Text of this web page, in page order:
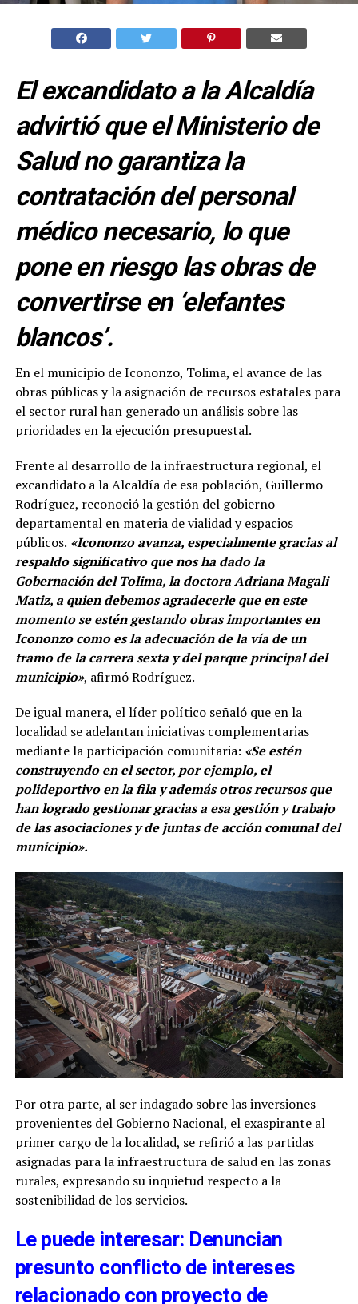
El excandidato a la Alcaldía
advirtió que el Ministerio de
Salud no garantiza la
contratación del personal
médico necesario, lo que
pone en riesgo las obras de
convertirse en ‘elefantes
blancos’.
En el municipio de Icononzo, Tolima, el avance de las
obras públicas y la asignación de recursos estatales para
el sector rural han generado un análisis sobre las
prioridades en la ejecución presupuestal.
Frente al desarrollo de la infraestructura regional, el
excandidato a la Alcaldía de esa población, Guillermo
Rodríguez, reconoció la gestión del gobierno
departamental en materia de vialidad y espacios
públicos. «Icononzo avanza, especialmente gracias al
respaldo significativo que nos ha dado la
Gobernación del Tolima, la doctora Adriana Magali
Matiz, a quien debemos agradecerle que en este
momento se estén gestando obras importantes en
Icononzo como es la adecuación de la vía de un
tramo de la carrera sexta y del parque principal del
municipio», afirmó Rodríguez.
De igual manera, el líder político señaló que en la
localidad se adelantan iniciativas complementarias
mediante la participación comunitaria: «Se estén
construyendo en el sector, por ejemplo, el
polideportivo en la fila y además otros recursos que
han logrado gestionar gracias a esa gestión y trabajo
de las asociaciones y de juntas de acción comunal del
municipio».
Por otra parte, al ser indagado sobre las inversiones
provenientes del Gobierno Nacional, el exaspirante al
primer cargo de la localidad, se refirió a las partidas
asignadas para la infraestructura de salud en las zonas
rurales, expresando su inquietud respecto a la
sostenibilidad de los servicios.
Le puede interesar: Denuncian
presunto conflicto de intereses
relacionado con proyecto de